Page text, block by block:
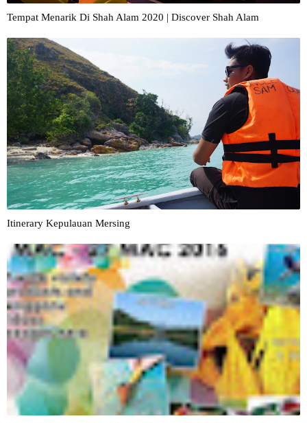
Tempat Menarik Di Shah Alam 2020 | Discover Shah Alam
Itinerary Kepulauan Mersing